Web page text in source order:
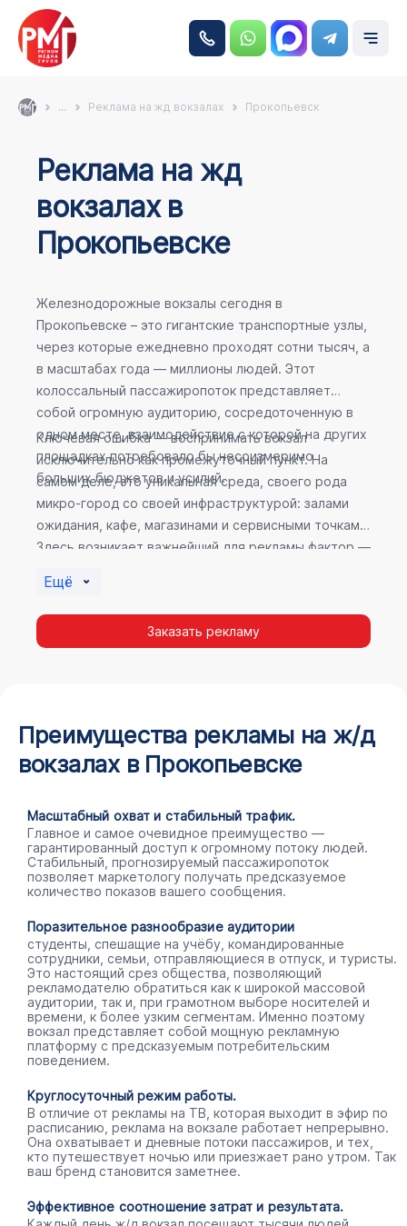
... Реклама на жд вокзалах Прокопьевск
Реклама на жд
вокзалах в
Прокопьевске
Железнодорожные вокзалы сегодня в
Прокопьевске – это гигантские транспортные узлы,
через которые ежедневно проходят сотни тысяч, а
в масштабах года — миллионы людей. Этот
колоссальный пассажиропоток представляет
собой огромную аудиторию, сосредоточенную в
одном месте, взаимодействие с которой на других
площадках потребовало бы несоизмеримо
больших бюджетов и усилий.
Ключевая ошибка — воспринимать вокзал
исключительно как промежуточный пункт. На
самом деле, это уникальная среда, своего рода
микро-город со своей инфраструктурой: залами
ожидания, кафе, магазинами и сервисными точками.
Здесь возникает важнейший для рекламы фактор —
пассажир максимально открыт для информации, а
его внимание не так рассеяно, как при беглом
просмотре постов в соцсетях.
Ещё
Заказать рекламу
Преимущества рекламы на ж/д
вокзалах в Прокопьевске
Масштабный охват и стабильный трафик.
Главное и самое очевидное преимущество —
гарантированный доступ к огромному потоку людей.
Стабильный, прогнозируемый пассажиропоток
позволяет маркетологу получать предсказуемое
количество показов вашего сообщения.
Поразительное разнообразие аудитории
студенты, спешащие на учёбу, командированные
сотрудники, семьи, отправляющиеся в отпуск, и туристы.
Это настоящий срез общества, позволяющий
рекламодателю обратиться как к широкой массовой
аудитории, так и, при грамотном выборе носителей и
времени, к более узким сегментам. Именно поэтому
вокзал представляет собой мощную рекламную
платформу с предсказуемым потребительским
поведением.
Круглосуточный режим работы.
В отличие от рекламы на ТВ, которая выходит в эфир по
расписанию, реклама на вокзале работает непрерывно.
Она охватывает и дневные потоки пассажиров, и тех,
кто путешествует ночью или приезжает рано утром. Так
ваш бренд становится заметнее.
Эффективное соотношение затрат и результата.